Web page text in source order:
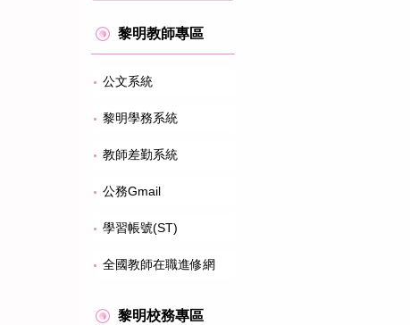
黎明教師專區
公文系統
黎明學務系統
教師差勤系統
公務Gmail
學習帳號(ST)
全國教師在職進修網
黎明校務專區